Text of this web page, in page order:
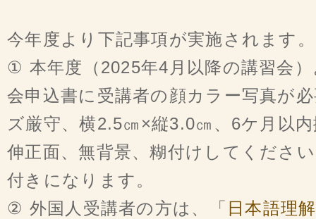
今年度より下記事項が実施されます。
① 本年度（2025年4月以降の講習会
会申込書に受講者の顔カラー写真が
ズ厳守、横2.5㎝×縦3.0㎝、6ケ月以
伸正面、無背景、糊付けしてくださ
付きになります。
② 外国人受講者の方は、「 日本語理